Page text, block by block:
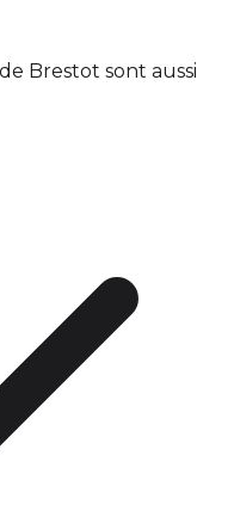
Brestot sont aussi